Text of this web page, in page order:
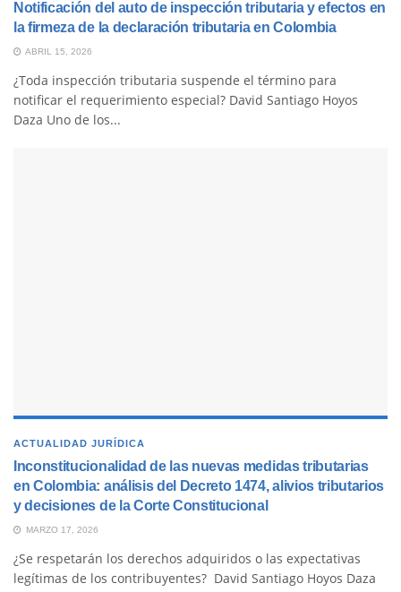
Notificación del auto de inspección tributaria y efectos en
la firmeza de la declaración tributaria en Colombia
ABRIL 15, 2026
¿Toda inspección tributaria suspende el término para
notificar el requerimiento especial? David Santiago Hoyos
Daza Uno de los...
ACTUALIDAD JURÍDICA
Inconstitucionalidad de las nuevas medidas tributarias
en Colombia: análisis del Decreto 1474, alivios tributarios
y decisiones de la Corte Constitucional
MARZO 17, 2026
¿Se respetarán los derechos adquiridos o las expectativas
legítimas de los contribuyentes? David Santiago Hoyos Daza